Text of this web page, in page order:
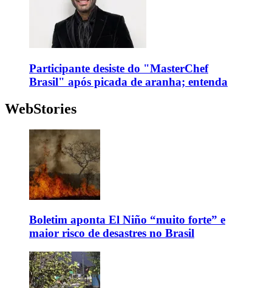
Participante desiste do "MasterChef
Brasil" após picada de aranha; entenda
WebStories
Boletim aponta El Niño “muito forte” e
maior risco de desastres no Brasil